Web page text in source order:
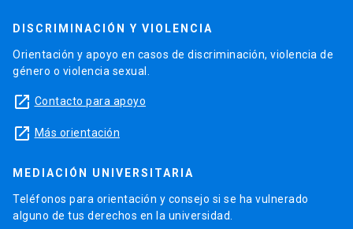
DISCRIMINACIÓN Y VIOLENCIA
Orientación y apoyo en casos de discriminación, violencia de
género o violencia sexual.
launch Contacto para apoyo
launch Más orientación
MEDIACIÓN UNIVERSITARIA
Teléfonos para orientación y consejo si se ha vulnerado
alguno de tus derechos en la universidad.